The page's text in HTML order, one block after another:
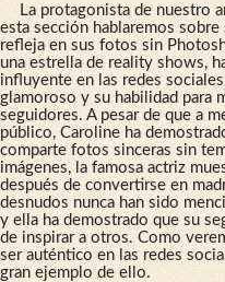
La protagonista de nuestro
esta sección hablaremos
refleja en sus fotos sin
una estrella de reality shows,
influyente en las redes
glamoroso y su habilidad para
seguidores. A pesar de que a
público, Caroline ha
comparte fotos sinceras sin
imágenes, la famosa actriz
después de convertirse en
desnudos nunca han sido
y ella ha demostrado que su
de inspirar a otros. Como
ser auténtico en las redes
gran ejemplo de ello.